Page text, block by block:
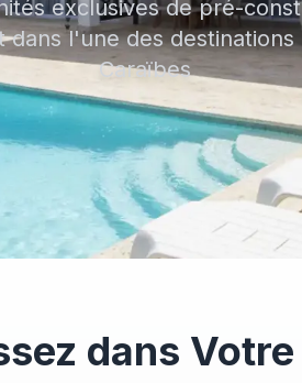
Développements de
Projets
Annonces de Condominiums en
exclusives de pré-
l'une des
Caraïbes
dans